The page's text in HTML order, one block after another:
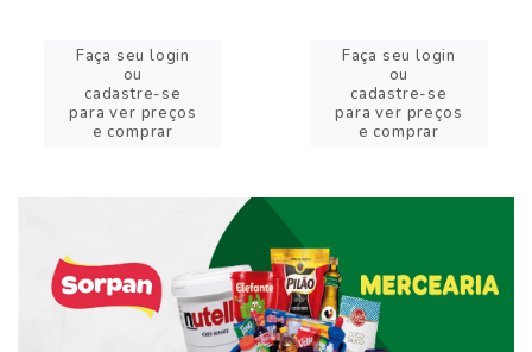
Faça seu login
ou
cadastre-se
para ver preços
e comprar
Faça seu login
ou
cadastre-se
para ver preços
e comprar